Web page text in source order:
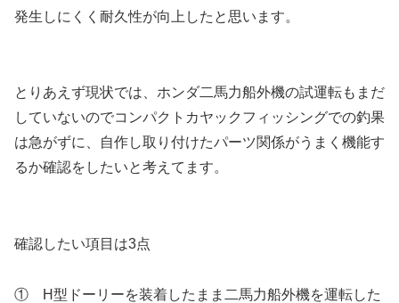
発生しにくく耐久性が向上したと思います。
とりあえず現状では、ホンダ二馬力船外機の試運転もまだ
していないのでコンパクトカヤックフィッシングでの釣果
は急がずに、自作し取り付けたパーツ関係がうまく機能す
るか確認をしたいと考えてます。
確認したい項目は3点
① H型ドーリーを装着したまま二馬力船外機を運転した